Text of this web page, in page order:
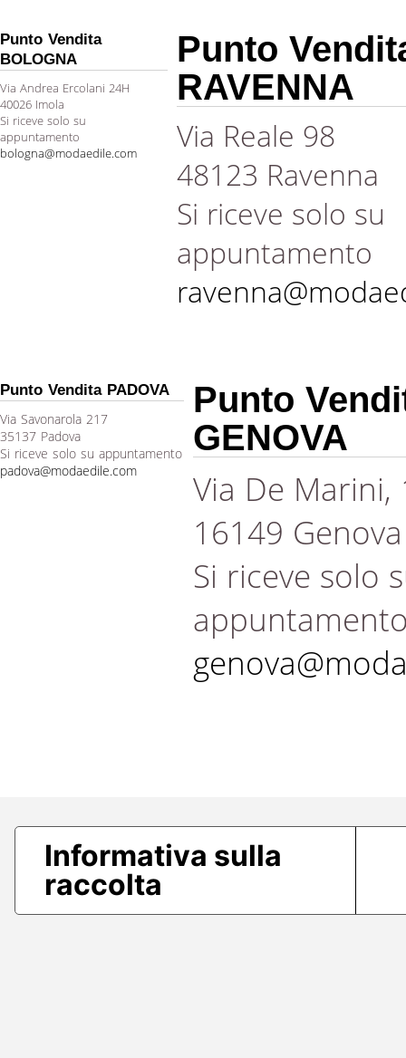
Punto Vendita
BOLOGNA
Via Andrea Ercolani 24H
40026 Imola
Si riceve solo su
appuntamento
bologna@modaedile.com
Punto
RAVENNA
Via Reale 98
48123 Ravenna
Si riceve solo su
appuntamento
Punto Vendita PADOVA
Via Savonarola 217
35137 Padova
Si riceve solo su appuntamento
padova@modaedile.com
Punto
GENOVA
Via De Marini,
16149 Genova
Si riceve solo
Informativa sulla
raccolta